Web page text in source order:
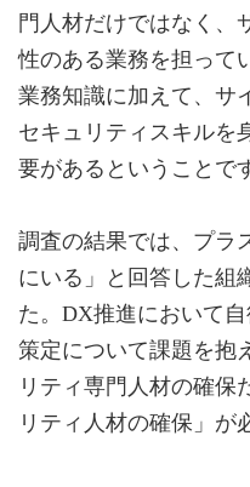
門人材だけではなく、
性のある業務を担って
業務知識に加えて、サ
セキュリティスキルを
要があるということで
調査の結果では、プラ
にいる」と回答した組
た。DX推進において
策定について課題を抱
リティ専門人材の確保
リティ人材の確保」が